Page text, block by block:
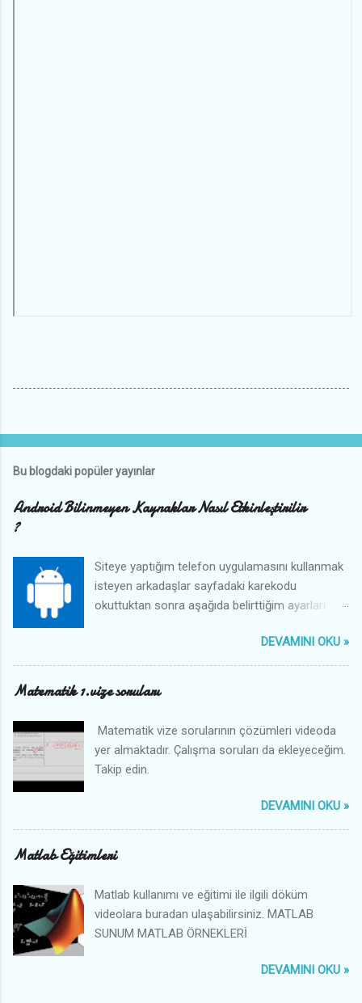
Bu blogdaki popüler yayınlar
Android Bilinmeyen Kaynaklar Nasıl Etkinleştirilir
?
Siteye yaptığım telefon uygulamasını kullanmak
isteyen arkadaşlar sayfadaki karekodu
okuttuktan sonra aşağıda belirttiğim ayarları
DEVAMINI OKU »
Matematik 1.vize soruları
Matematik vize sorularının çözümleri videoda
yer almaktadır. Çalışma soruları da ekleyeceğim.
Takip edin.
DEVAMINI OKU »
Matlab Eğitimleri
Matlab kullanımı ve eğitimi ile ilgili döküm
videolara buradan ulaşabilirsiniz. MATLAB
SUNUM MATLAB ÖRNEKLERİ
DEVAMINI OKU »